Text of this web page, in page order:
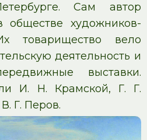
Сам автор
обществе художников-
товарищество вело
деятельность и
выставки.
И. Н. Крамской, Г. Г.
Г. Перов.